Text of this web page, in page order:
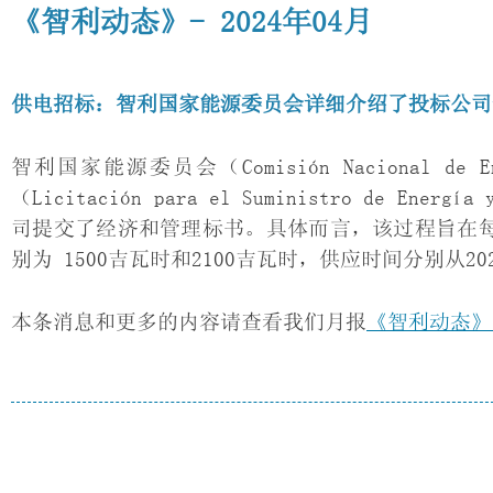
《智利动态》- 2024年04月
供电招标：智利国家能源委员会详细介绍了投标公
智利国家能源委员会（Comisión Nacional de
（Licitación para el Suministro de Energía y
司提交了经济和管理标书。具体而言，该过程旨在
别为 1500吉瓦时和2100吉瓦时，供应时间分别从
本条消息和更多的内容请查看我们月报 《智利动态